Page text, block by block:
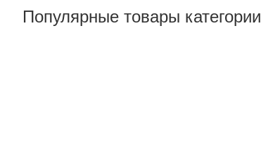
Популярные товары категории